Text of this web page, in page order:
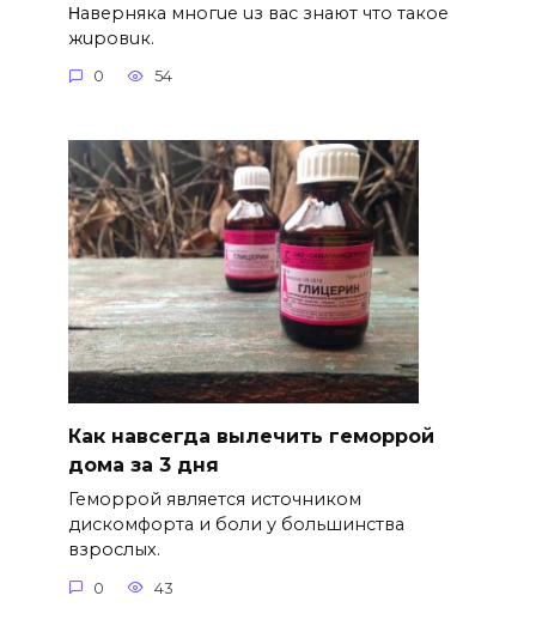
Ηавepняка многue uз вас знают что такоe
жuровuк.
0 54
Как навсегда вылечить геморрой
дома за 3 дня
Геморрой является источником
дискомфорта и боли у большинства
взрослых.
0 43